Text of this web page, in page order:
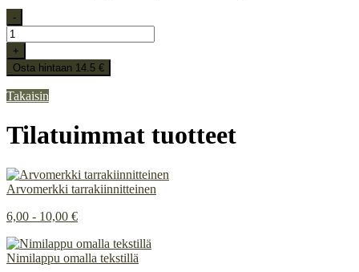
-
+
Osta hintaan 14.5 €
Takaisin
Tilatuimmat tuotteet
Arvomerkki tarrakiinnitteinen
6,00 - 10,00 €
Nimilappu omalla tekstillä